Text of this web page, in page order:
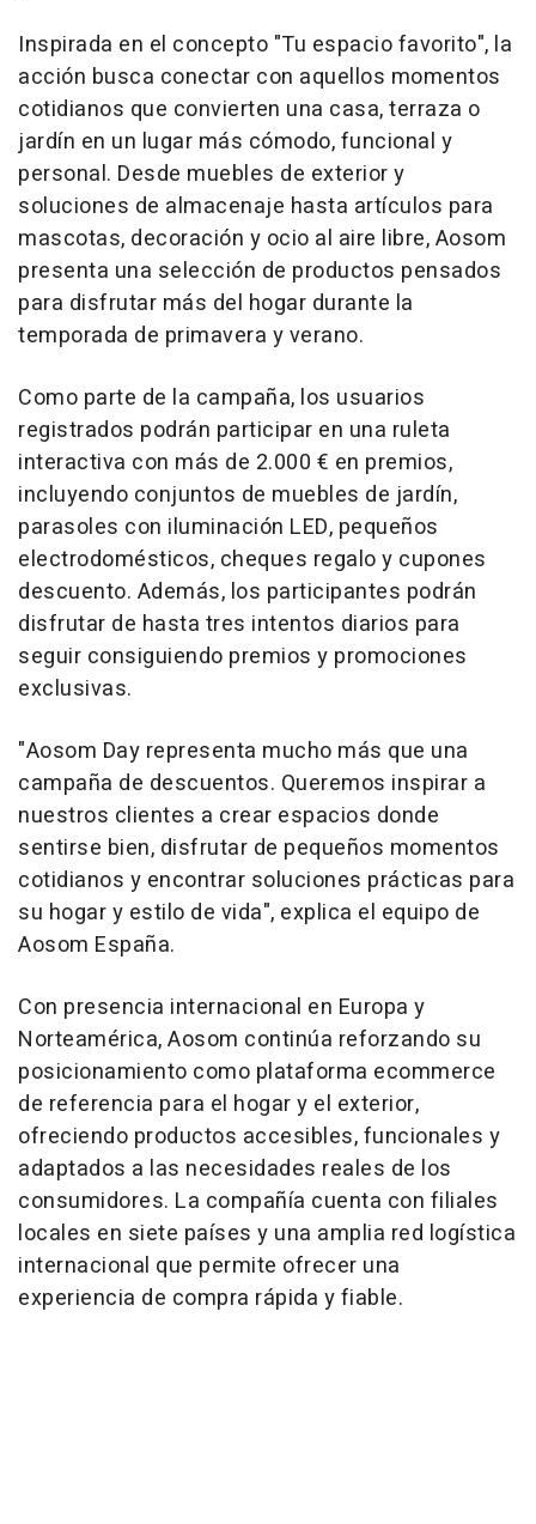
Inspirada en el concepto "Tu espacio favorito", la
acción busca conectar con aquellos momentos
cotidianos que convierten una casa, terraza o
jardín en un lugar más cómodo, funcional y
personal. Desde muebles de exterior y
soluciones de almacenaje hasta artículos para
mascotas, decoración y ocio al aire libre, Aosom
presenta una selección de productos pensados
para disfrutar más del hogar durante la
temporada de primavera y verano.
Como parte de la campaña, los usuarios
registrados podrán participar en una ruleta
interactiva con más de 2.000 € en premios,
incluyendo conjuntos de muebles de jardín,
parasoles con iluminación LED, pequeños
electrodomésticos, cheques regalo y cupones
descuento. Además, los participantes podrán
disfrutar de hasta tres intentos diarios para
seguir consiguiendo premios y promociones
exclusivas.
"Aosom Day representa mucho más que una
campaña de descuentos. Queremos inspirar a
nuestros clientes a crear espacios donde
sentirse bien, disfrutar de pequeños momentos
cotidianos y encontrar soluciones prácticas para
su hogar y estilo de vida", explica el equipo de
Aosom España.
Con presencia internacional en Europa y
Norteamérica, Aosom continúa reforzando su
posicionamiento como plataforma ecommerce
de referencia para el hogar y el exterior,
ofreciendo productos accesibles, funcionales y
adaptados a las necesidades reales de los
consumidores. La compañía cuenta con filiales
locales en siete países y una amplia red logística
internacional que permite ofrecer una
experiencia de compra rápida y fiable.